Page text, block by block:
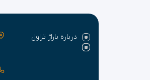
درباره باراژ تراول